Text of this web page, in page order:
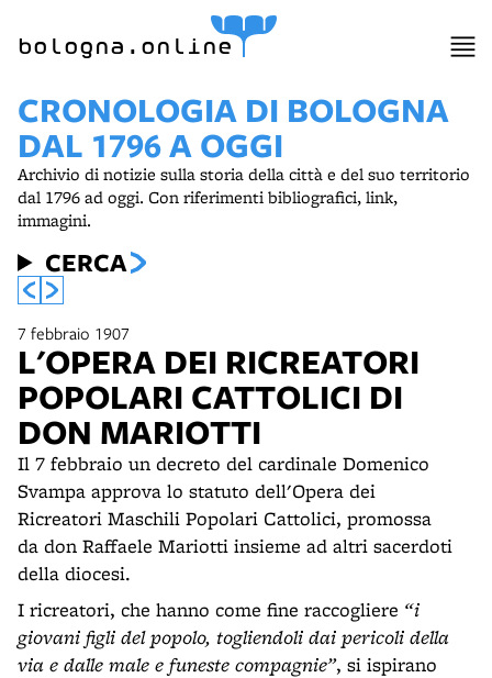
bologna.online
CRONOLOGIA DI BOLOGNA
DAL 1796 A OGGI
Archivio di notizie sulla storia della città e del suo territorio
dal 1796 ad oggi. Con riferimenti bibliografici, link,
immagini.
CERCA
7 febbraio 1907
L'OPERA DEI RICREATORI
POPOLARI CATTOLICI DI
DON MARIOTTI
Il 7 febbraio un decreto del cardinale Domenico
Svampa approva lo statuto dell'Opera dei
Ricreatori Maschili Popolari Cattolici, promossa
da don Raffaele Mariotti insieme ad altri sacerdoti
della diocesi.
I ricreatori, che hanno come fine raccogliere “i
giovani figli del popolo, togliendoli dai pericoli della
via e dalle male e funeste compagnie”, si ispirano